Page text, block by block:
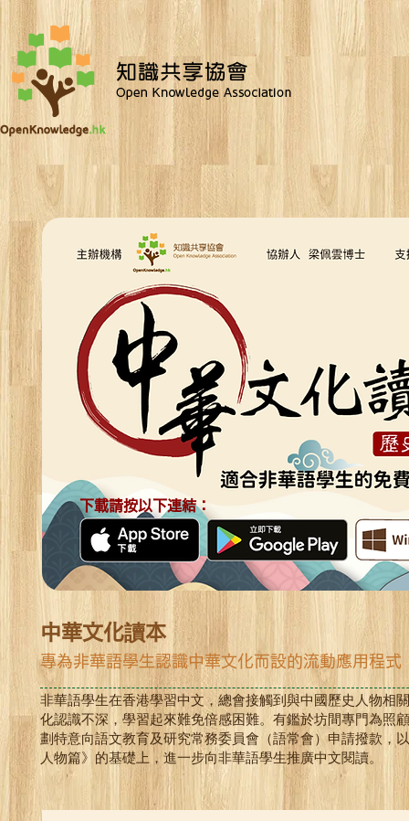
下載請按以下連結：
中華文化讀本
專為非華語學生認識中華文化而設的流動應用程式
非華語學生在香港學習中文，總會接觸到與中國歷史人物相
化認識不深，學習起來難免倍感困難。有鑑於坊間專門為照
劃特意向語文教育及研究常務委員會（語常會）申請撥款，
人物篇》的基礎上，進一步向非華語學生推廣中文閱讀。